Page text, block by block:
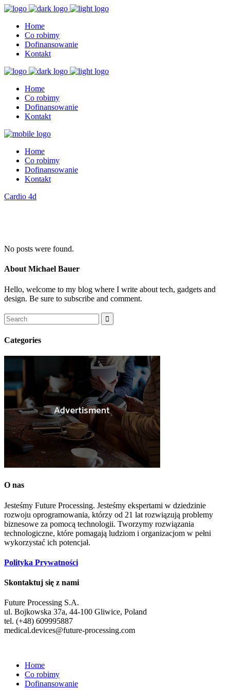
Home
Co robimy
Dofinansowanie
Kontakt
Home
Co robimy
Dofinansowanie
Kontakt
Home
Co robimy
Dofinansowanie
Kontakt
Cardio 4d
No posts were found.
About Michael Bauer
Hello, welcome to my blog where I write about tech, gadgets and
design. Be sure to subscribe and comment.
Categories
O nas
Jesteśmy Future Processing. Jesteśmy ekspertami w dziedzinie
rozwoju oprogramowania, którzy od 21 lat rozwiązują problemy
biznesowe za pomocą technologii. Tworzymy rozwiązania
technologiczne, które pomagają ludziom i organizacjom w pełni
wykorzystać ich potencjał.
Polityka Prywatności
Skontaktuj się z nami
Future Processing S.A.
ul. Bojkowska 37a, 44-100 Gliwice, Poland
tel. (+48) 609995887
medical.devices@future-processing.com
Home
Co robimy
Dofinansowanie